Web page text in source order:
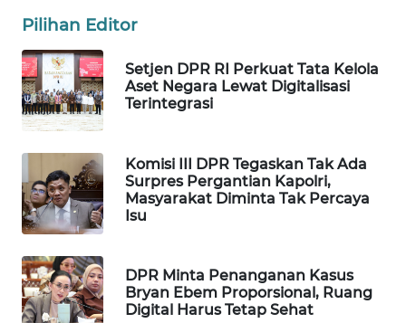
Pilihan Editor
Setjen DPR RI Perkuat Tata Kelola
Aset Negara Lewat Digitalisasi
Terintegrasi
Komisi III DPR Tegaskan Tak Ada
Surpres Pergantian Kapolri,
Masyarakat Diminta Tak Percaya
Isu
DPR Minta Penanganan Kasus
Bryan Ebem Proporsional, Ruang
Digital Harus Tetap Sehat
WAHANA
WAHANA
PERSONA
WAHANA
OTOMOTIF
WAHANA
WAHANA
DESA